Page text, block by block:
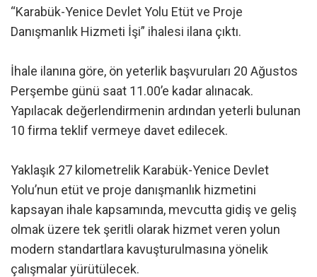
“Karabük-Yenice Devlet Yolu Etüt ve Proje
Danışmanlık Hizmeti İşi” ihalesi ilana çıktı.
İhale ilanına göre, ön yeterlik başvuruları 20 Ağustos
Perşembe günü saat 11.00’e kadar alınacak.
Yapılacak değerlendirmenin ardından yeterli bulunan
10 firma teklif vermeye davet edilecek.
Yaklaşık 27 kilometrelik Karabük-Yenice Devlet
Yolu’nun etüt ve proje danışmanlık hizmetini
kapsayan ihale kapsamında, mevcutta gidiş ve geliş
olmak üzere tek şeritli olarak hizmet veren yolun
modern standartlara kavuşturulmasına yönelik
çalışmalar yürütülecek.